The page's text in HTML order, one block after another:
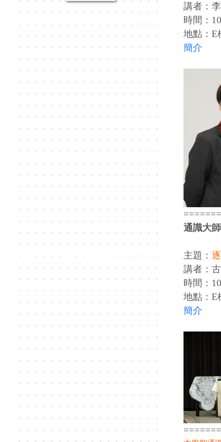
講者：
時間：
地點：E
簡介
通識大
主題：
講者：
時間：
地點：E
簡介